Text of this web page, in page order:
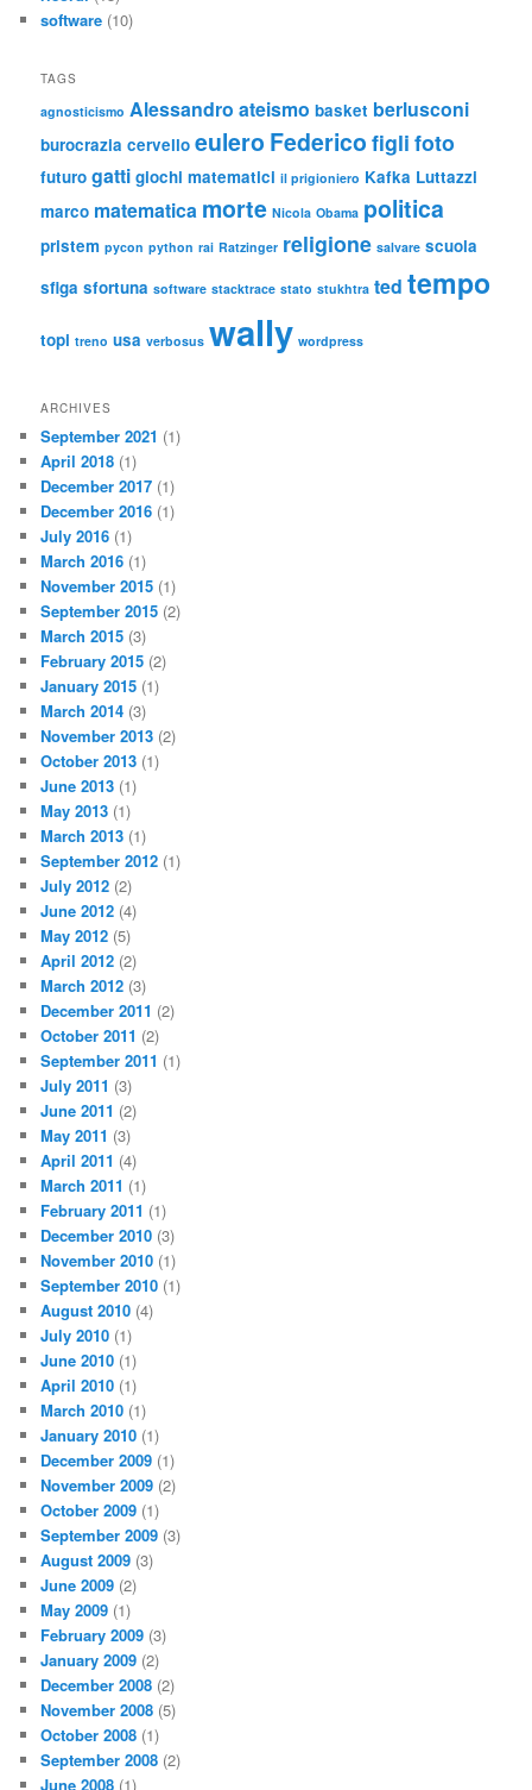
software (10)
TAGS
agnosticismo Alessandro ateismo basket berlusconi
burocrazia cervello eulero Federico figli foto
futuro gatti giochi matematici il prigioniero Kafka Luttazzi
marco matematica morte Nicola Obama politica
pristem pycon python rai Ratzinger religione salvare scuola
sfiga sfortuna software stacktrace stato stukhtra ted tempo
topi treno usa verbosus wally wordpress
ARCHIVES
September 2021 (1)
April 2018 (1)
December 2017 (1)
December 2016 (1)
July 2016 (1)
March 2016 (1)
November 2015 (1)
September 2015 (2)
March 2015 (3)
February 2015 (2)
January 2015 (1)
March 2014 (3)
November 2013 (2)
October 2013 (1)
June 2013 (1)
May 2013 (1)
March 2013 (1)
September 2012 (1)
July 2012 (2)
June 2012 (4)
May 2012 (5)
April 2012 (2)
March 2012 (3)
December 2011 (2)
October 2011 (2)
September 2011 (1)
July 2011 (3)
June 2011 (2)
May 2011 (3)
April 2011 (4)
March 2011 (1)
February 2011 (1)
December 2010 (3)
November 2010 (1)
September 2010 (1)
August 2010 (4)
July 2010 (1)
June 2010 (1)
April 2010 (1)
March 2010 (1)
January 2010 (1)
December 2009 (1)
November 2009 (2)
October 2009 (1)
September 2009 (3)
August 2009 (3)
June 2009 (2)
May 2009 (1)
February 2009 (3)
January 2009 (2)
December 2008 (2)
November 2008 (5)
October 2008 (1)
September 2008 (2)
June 2008 (1)